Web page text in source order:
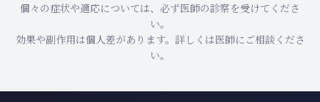
個々の症状や適応については、必ず医師の診察を受けてくださ
い。
効果や副作用は個人差があります。詳しくは医師にご相談くださ
い。